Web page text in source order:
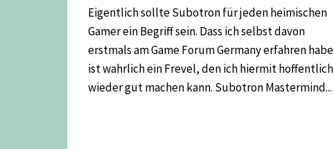
Eigentlich sollte Subotron für jeden heimischen
Gamer ein Begriff sein. Dass ich selbst davon
erstmals am Game Forum Germany erfahren habe
ist wahrlich ein Frevel, den ich hiermit hoffentlich
wieder gut machen kann. Subotron Mastermind...